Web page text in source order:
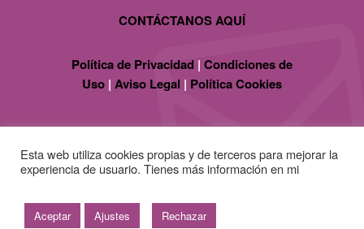
CONTÁCTANOS AQUÍ
Política de Privacidad | Condiciones de
Uso | Aviso Legal | Política Cookies
Gestionado con
ConsultorWebSeoSem.com
Esta web utiliza cookies propias y de terceros para mejorar la
experiencia de usuario. Tienes más información en mi
Aceptar Ajustes Rechazar